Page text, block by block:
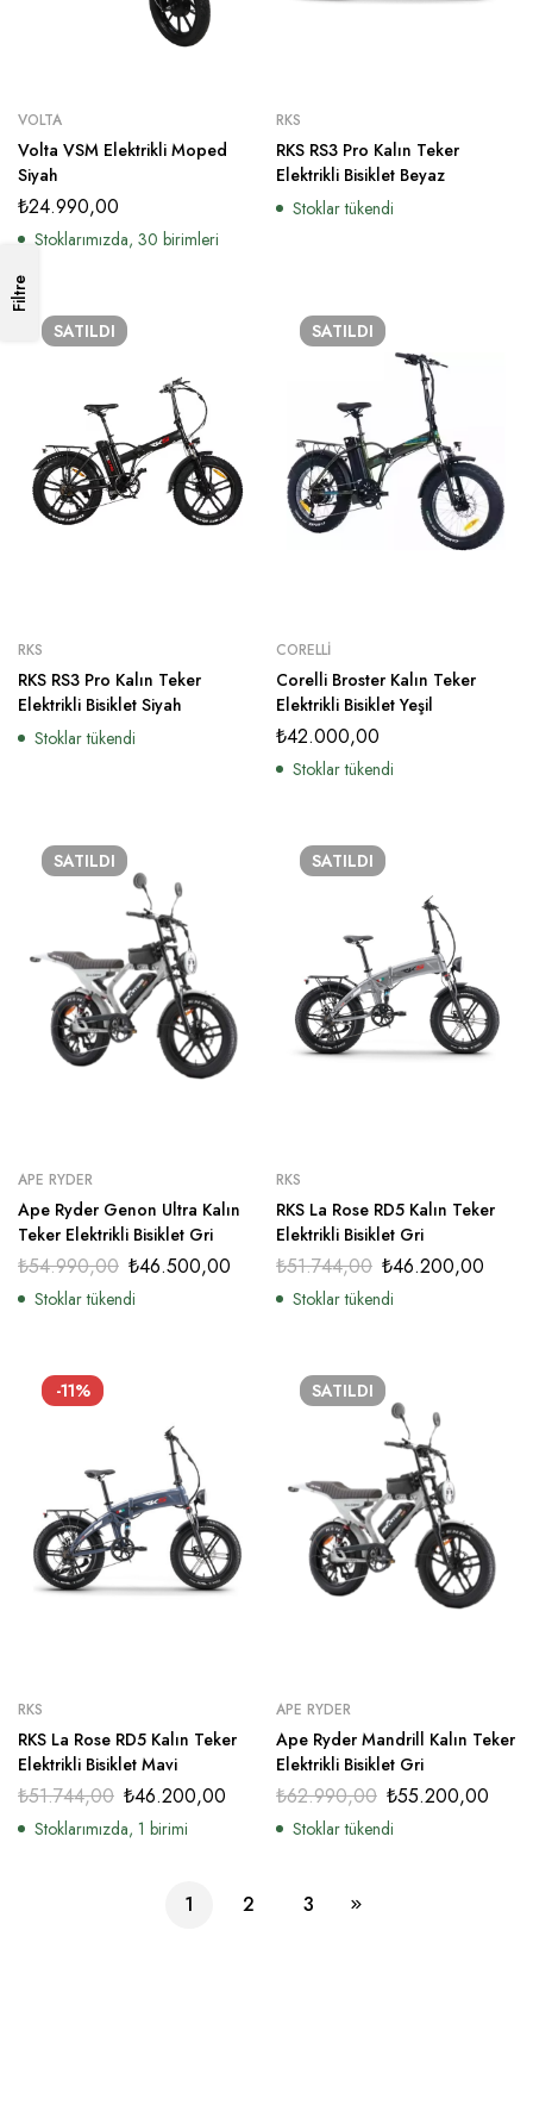
Filtre
VOLTA
Volta VSM Elektrikli Moped
Siyah
₺24.990,00
Stoklarımızda, 30 birimleri
RKS
RKS RS3 Pro Kalın Teker
Elektrikli Bisiklet Beyaz
Stoklar tükendi
SATILDI
RKS
RKS RS3 Pro Kalın Teker
Elektrikli Bisiklet Siyah
Stoklar tükendi
SATILDI
CORELLI
Corelli Broster Kalın Teker
Elektrikli Bisiklet Yeşil
₺42.000,00
Stoklar tükendi
SATILDI
APE RYDER
Ape Ryder Genon Ultra Kalın
Teker Elektrikli Bisiklet Gri
₺54.990,00 ₺46.500,00
Stoklar tükendi
SATILDI
RKS
RKS La Rose RD5 Kalın Teker
Elektrikli Bisiklet Gri
₺51.744,00 ₺46.200,00
Stoklar tükendi
-11%
RKS
RKS La Rose RD5 Kalın Teker
Elektrikli Bisiklet Mavi
₺51.744,00 ₺46.200,00
Stoklarımızda, 1 birimi
SATILDI
APE RYDER
Ape Ryder Mandrill Kalın Teker
Elektrikli Bisiklet Gri
₺62.990,00 ₺55.200,00
Stoklar tükendi
1 2 3